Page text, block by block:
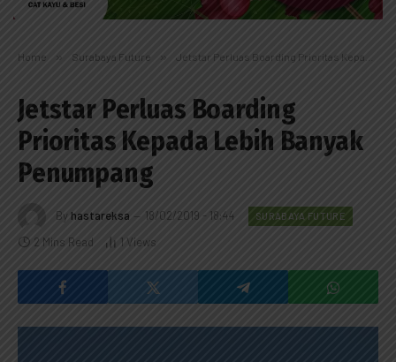
Home » Surabaya Future » Jetstar Perluas Boarding Prioritas Kepada Lebih Banyak Penumpang
Jetstar Perluas Boarding
Prioritas Kepada Lebih Banyak
Penumpang
By hastareksa 18/02/2019 - 18:44 SURABAYA FUTURE
2 Mins Read 1 Views